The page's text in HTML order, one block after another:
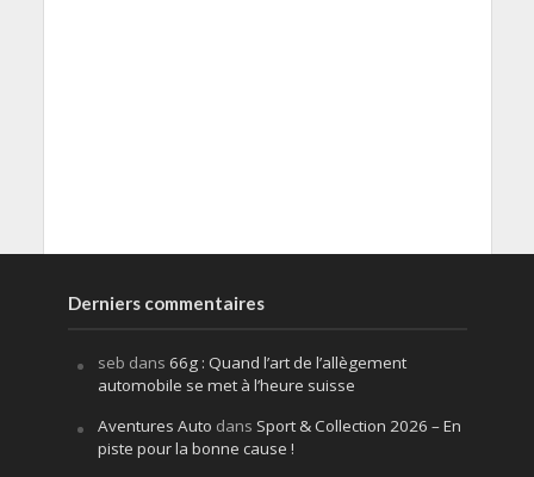
Derniers commentaires
seb dans 66g : Quand l’art de l’allègement
automobile se met à l’heure suisse
Aventures Auto dans Sport & Collection 2026 – En
piste pour la bonne cause !